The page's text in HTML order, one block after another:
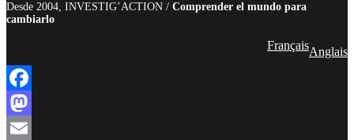
Desde 2004, INVESTIG’ACTION / Comprender el mundo para
cambiarlo
FrançaisAnglais
Facebook
Mastodon